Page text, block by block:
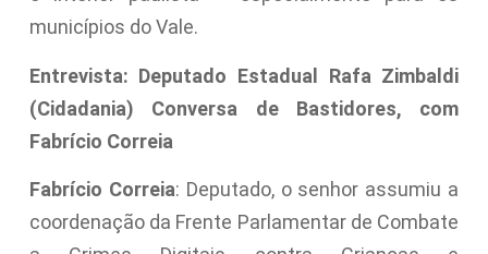
municípios do Vale.
Entrevista: Deputado Estadual Rafa Zimbaldi
(Cidadania) Conversa de Bastidores, com
Fabrício Correia
Fabrício Correia: Deputado, o senhor assumiu a
coordenação da Frente Parlamentar de Combate